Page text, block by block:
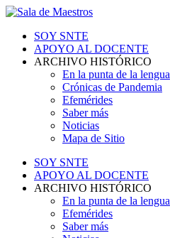
SOY SNTE
APOYO AL DOCENTE
ARCHIVO HISTÓRICO
En la punta de la lengua
Crónicas de Pandemia
Efemérides
Saber más
Noticias
Mapa de Sitio
SOY SNTE
APOYO AL DOCENTE
ARCHIVO HISTÓRICO
En la punta de la lengua
Efemérides
Saber más